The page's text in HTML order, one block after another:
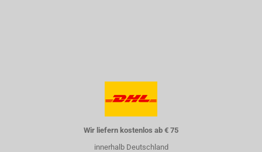
Wir liefern kostenlos ab € 75
innerhalb Deutschland